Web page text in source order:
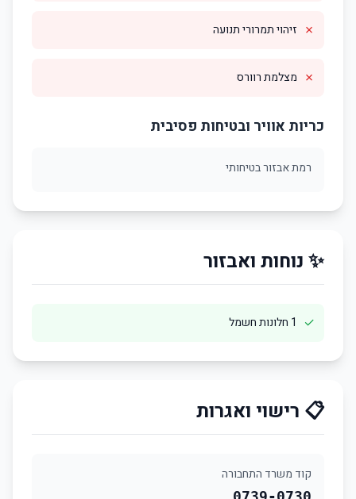
✗ זיהוי תמרורי תנועה
✗ מצלמת רוורס
כריות אוויר ובטיחות פסיבית
רמת אבזור בטיחותי
✨ נוחות ואבזור
✓ 1 חלונות חשמל
📋 רישוי ואגרות
קוד משרד התחבורה